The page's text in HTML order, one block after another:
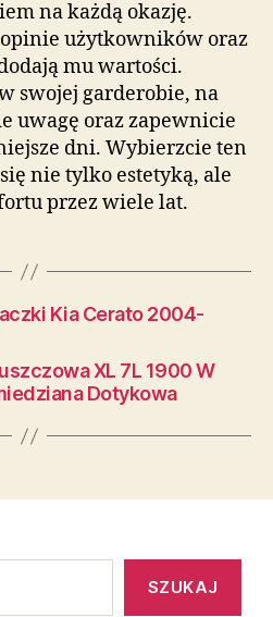
na każdą okazję.
użytkowników oraz
mu wartości.
swojej garderobie, na
uwagę oraz zapewnicie
dni. Wybierzcie ten
nie tylko estetyką, ale
przez wiele lat.
Kia Cerato 2004-
XL 7L 1900 W
Dotykowa
SZUKAJ